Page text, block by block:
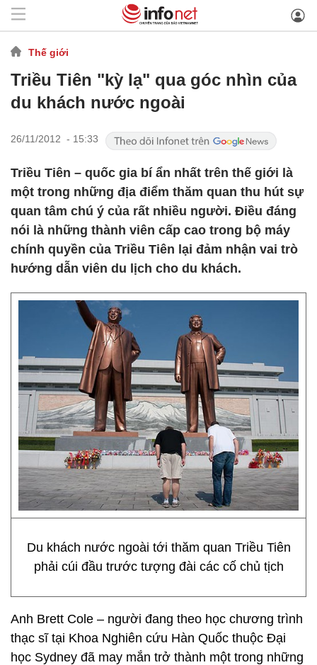
Thế giới
Triều Tiên "kỳ lạ" qua góc nhìn của
du khách nước ngoài
26/11/2012 - 15:33
Triều Tiên – quốc gia bí ẩn nhất trên thế giới là
một trong những địa điểm thăm quan thu hút sự
quan tâm chú ý của rất nhiều người. Điều đáng
nói là những thành viên cấp cao trong bộ máy
chính quyền của Triều Tiên lại đảm nhận vai trò
hướng dẫn viên du lịch cho du khách.
Du khách nước ngoài tới thăm quan Triều Tiên
phải cúi đầu trước tượng đài các cố chủ tịch
Anh Brett Cole – người đang theo học chương trình
thạc sĩ tại Khoa Nghiên cứu Hàn Quốc thuộc Đại
học Sydney đã may mắn trở thành một trong những